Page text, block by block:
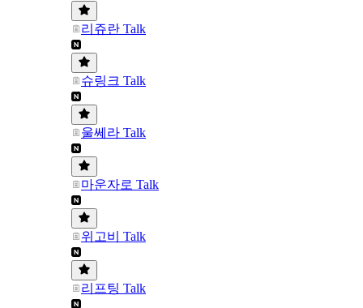
리쥬란 Talk
슈링크 Talk
울쎄라 Talk
마운자로 Talk
위고비 Talk
리프팅 Talk